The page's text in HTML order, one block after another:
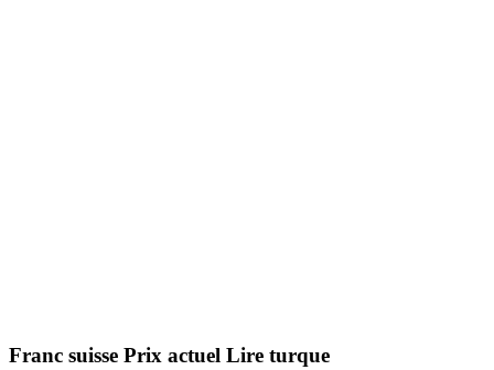
Franc suisse Prix actuel Lire turque